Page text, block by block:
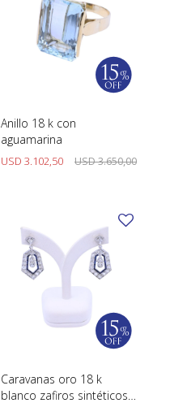
Anillo 18 k con
aguamarina
USD 3.102,50 USD3.650,00
Caravanas oro 18 k
blanco zafiros sintéticos y